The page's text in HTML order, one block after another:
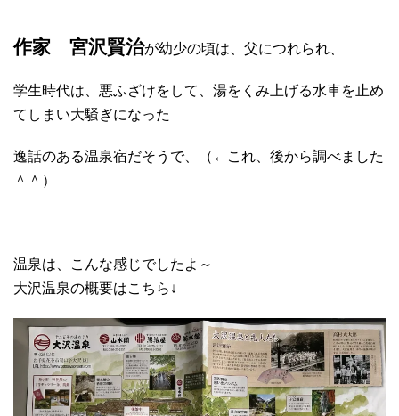
作家 宮沢賢治が幼少の頃は、父につれられ、
学生時代は、悪ふざけをして、湯をくみ上げる水車を止め
てしまい大騒ぎになった
逸話のある温泉宿だそうで、（←これ、後から調べました
＾＾）
温泉は、こんな感じでしたよ～
大沢温泉の概要はこちら↓